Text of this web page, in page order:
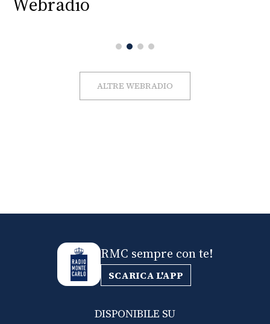
ALTRE WEBRADIO
RMC sempre con te!
SCARICA L'APP
DISPONIBILE SU